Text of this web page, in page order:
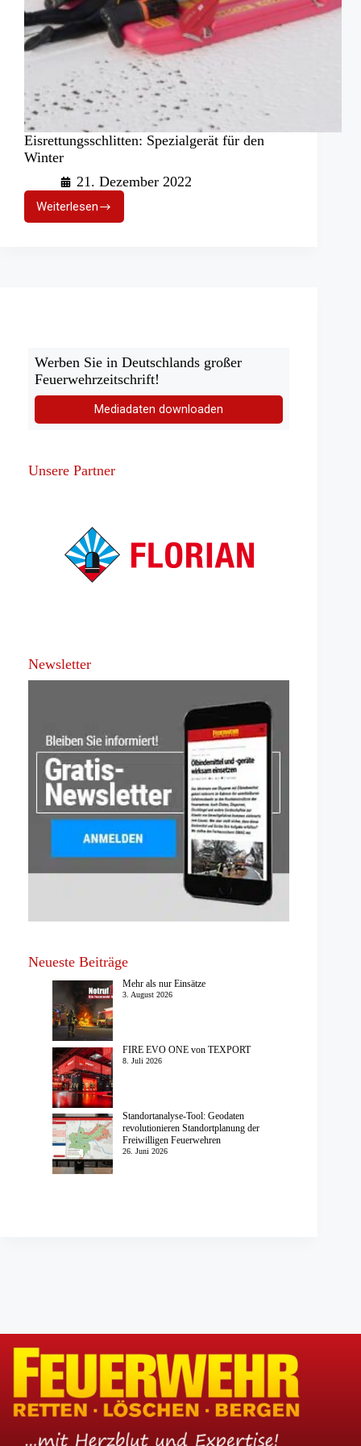
Eisrettungsschlitten: Spezialgerät für den
Winter
21. Dezember 2022
WeiterlesenEisrettungsschlitten:
Spezialgerät
Werben Sie in Deutschlands großer
Feuerwehrzeitschrift!
Mediadaten downloaden
Unsere Partner
Newsletter
Neueste Beiträge
Mehr als nur Einsätze
3. August 2026
FIRE EVO ONE von TEXPORT
8. Juli 2026
Standortanalyse-Tool: Geodaten
revolutionieren Standortplanung der
Freiwilligen Feuerwehren
26. Juni 2026